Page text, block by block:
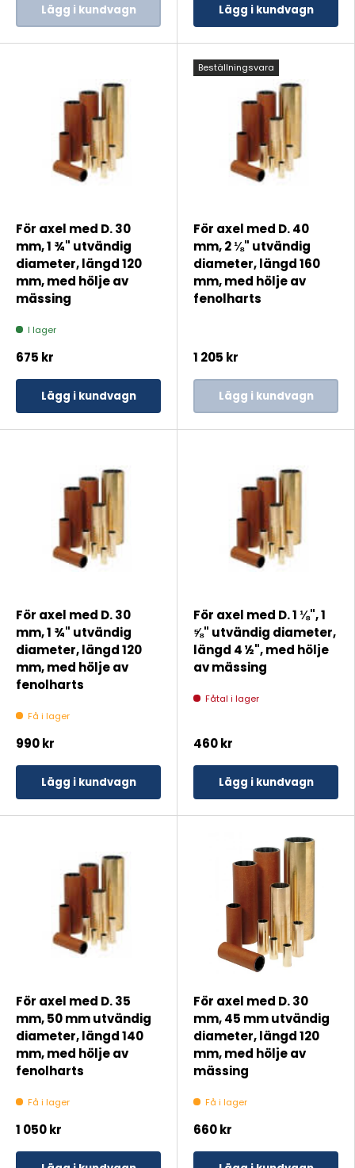
Lägg i kundvagn Lägg i kundvagn
För axel med D. 30
mm, 1 ¾" utvändig
diameter, längd 120
mm, med hölje av
mässing
I lager
675 kr
Lägg i kundvagn
Beställningsvara
För axel med D. 40
mm, 2 ⅛" utvändig
diameter, längd 160
mm, med hölje av
fenolharts
1 205 kr
Lägg i kundvagn
För axel med D. 30
mm, 1 ¾" utvändig
diameter, längd 120
mm, med hölje av
fenolharts
Få i lager
990 kr
Lägg i kundvagn
För axel med D. 1 ⅛", 1
⅝" utvändig diameter,
längd 4 ½", med hölje
av mässing
Fåtal i lager
460 kr
Lägg i kundvagn
För axel med D. 35
mm, 50 mm utvändig
diameter, längd 140
mm, med hölje av
fenolharts
Få i lager
1 050 kr
För axel med D. 30
mm, 45 mm utvändig
diameter, längd 120
mm, med hölje av
mässing
Få i lager
660 kr